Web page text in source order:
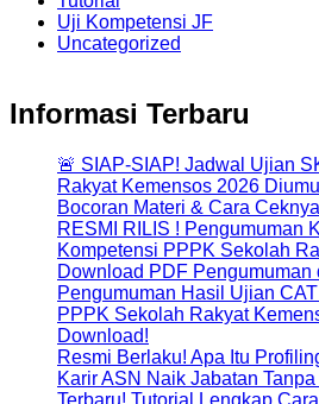
Uji Kompetensi JF
Uncategorized
Informasi Terbaru
🚨 SIAP-SIAP! Jadwal Ujian
Rakyat Kemensos 2026
Bocoran Materi & Cara
RESMI RILIS ! Pengumuman
Kompetensi PPPK Sekolah
Download PDF Pengumuman
Pengumuman Hasil Ujian
PPPK Sekolah Rakyat
Download!
Resmi Berlaku! Apa Itu
Karir ASN Naik Jabatan Tanpa
Terbaru! Tutorial Lengkap